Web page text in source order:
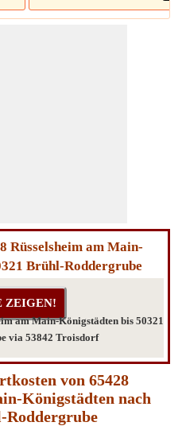
Rüsselsheim am Main-
Brühl-Roddergrube
am Main-Königstädten bis 50321
via 53842 Troisdorf
von 65428
Königstädten nach
Roddergrube